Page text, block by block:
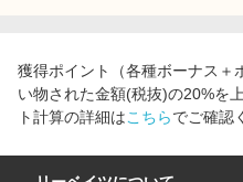
獲得ポイント（各種ボーナス＋
い物された金額(税抜)の20%を
ト計算の詳細はこちらでご確認